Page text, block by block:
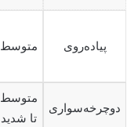
پیاده‌روی متوسط
دوچرخه‌سواری
متوسط
تا شدید